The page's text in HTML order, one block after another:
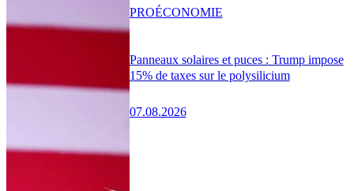
Panneaux solaires et puces : Trump impose
15% de taxes sur le polysilicium
07.08.2026
PROÉCONOMIE